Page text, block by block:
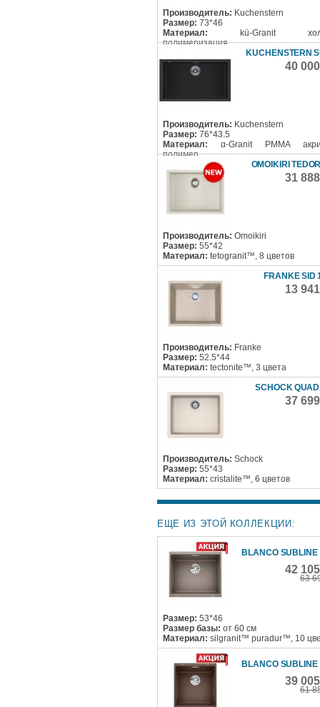
Производитель: Kuchenstern
Размер: 73*46
Материал: kü-Granit
полимеризация
KUCHENSTERN
40
Производитель: Kuchenstern
Размер: 76*43.5
Материал: α-Granit PMMA
полимер
OMOIKIRI
31
Производитель: Omoikiri
Размер: 55*42
Материал: tetogranit™, 8 цветов
FRANKE SID
13
Производитель: Franke
Размер: 52.5*44
Материал: tectonite™, 3 цвета
SCHOCK
37
Производитель: Schock
Размер: 55*43
Материал: cristalite™, 6 цветов
ЕЩЕ ИЗ ЭТОЙ КОЛЛЕКЦИИ:
BLANCO SUBLINE
42
63
Размер: 53*46
Размер базы: от 60 см
Материал: silgranit™ puradur™, 10
BLANCO SUBLINE
39
61